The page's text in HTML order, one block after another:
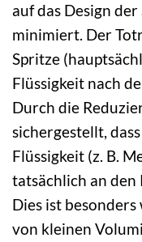
auf das Design
minimiert. Der
Spritze
Flüssigkeit nach
Durch die
sichergestellt,
Flüssigkeit (z. B.
tatsächlich an den
Dies ist
von kleinen